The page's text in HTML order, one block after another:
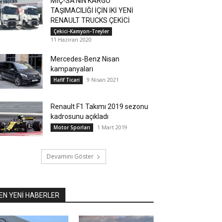
TAŞIMACILIĞI İÇİN İKİ YENİ
RENAULT TRUCKS ÇEKİCİ
Çekici-Kamyon-Treyler
11 Haziran 2020
Mercedes-Benz Nisan
kampanyaları
Hafif Ticari 9 Nisan 2021
Renault F1 Takımı 2019 sezonu
kadrosunu açıkladı
Motor Sporları 1 Mart 2019
Devamını Göster
YENİ HABERLER